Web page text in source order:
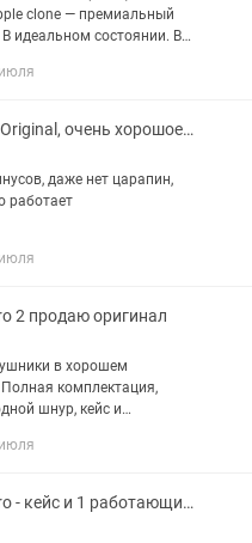
clone — премиальный
В идеальном состоянии. В
на подарок, но не
Air pods 2 Original, очень хорошое состояние
даже нет царапин,
работает
2 продаю оригинал
в хорошем
комплектация,
шнур, кейс и
Air pods pro - кейс и 1 работающий наушник